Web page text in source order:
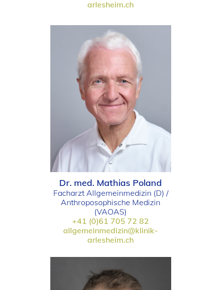
arlesheim.ch
Dr. med. Mathias Poland
Facharzt Allgemeinmedizin (D) /
Anthroposophische Medizin
(VAOAS)
+41 (0)61 705 72 82
allgemeinmedizin@klinik-
arlesheim.ch